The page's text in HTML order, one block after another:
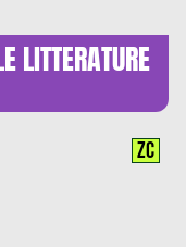
LITTERATURE
SUR LE
ZC